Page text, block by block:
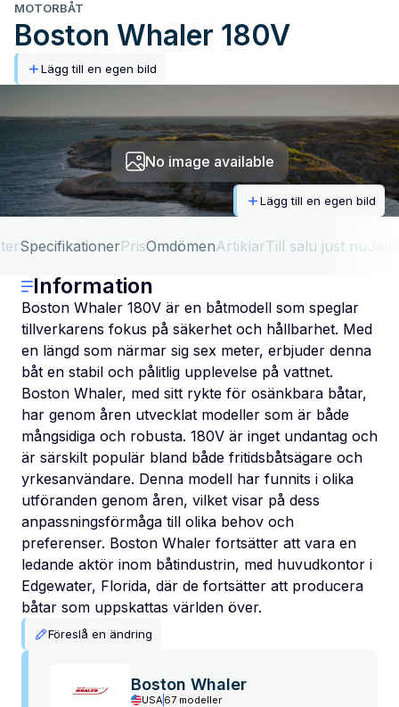
MOTORBÅT
Boston Whaler 180V
Lägg till en egen bild
No image available
Lägg till en egen bild
SpecifikationerPrisOmdömenArtiklarTill salu just nu
Information
Boston Whaler 180V är en båtmodell som speglar
tillverkarens fokus på säkerhet och hållbarhet. Med
en längd som närmar sig sex meter, erbjuder denna
båt en stabil och pålitlig upplevelse på vattnet.
Boston Whaler, med sitt rykte för osänkbara båtar,
har genom åren utvecklat modeller som är både
mångsidiga och robusta. 180V är inget undantag och
är särskilt populär bland både fritidsbåtsägare och
yrkesanvändare. Denna modell har funnits i olika
utföranden genom åren, vilket visar på dess
anpassningsförmåga till olika behov och
preferenser. Boston Whaler fortsätter att vara en
ledande aktör inom båtindustrin, med huvudkontor i
Edgewater, Florida, där de fortsätter att producera
båtar som uppskattas världen över.
Föreslå en ändring
Boston Whaler
USA 67 modeller